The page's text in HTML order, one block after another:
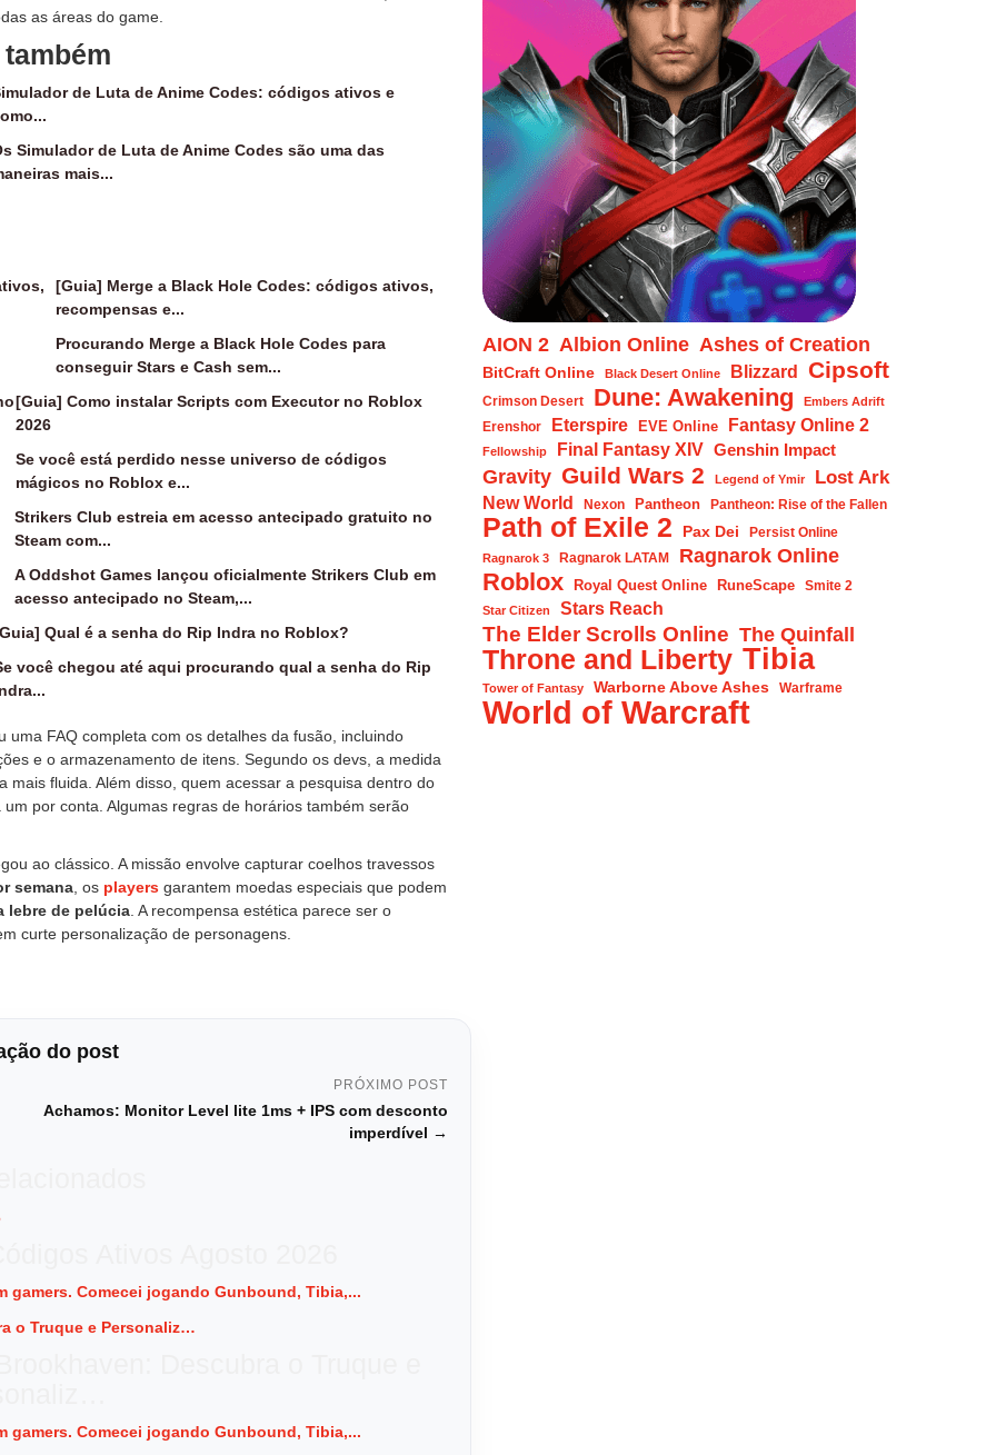
as áreas do game.
de Luta de Anime Codes: códigos ativos e
Simulador de Luta de Anime Codes são uma das
mais...
[Guia] Merge a Black Hole Codes: códigos ativos,
recompensas e...
Procurando Merge a Black Hole Codes para
conseguir Stars e Cash sem...
[Guia] Como instalar Scripts com Executor no Roblox
2026
Se você está perdido nesse universo de códigos
mágicos no Roblox e...
Strikers Club estreia em acesso antecipado gratuito no
Steam com...
A Oddshot Games lançou oficialmente Strikers Club em
acesso antecipado no Steam,...
Qual é a senha do Rip Indra no Roblox?
você chegou até aqui procurando qual a senha do Rip
FAQ completa com os detalhes da fusão, incluindo
e o armazenamento de itens. Segundo os devs, a medida
fluida. Além disso, quem acessar a pesquisa dentro do
por conta. Algumas regras de horários também serão
ao clássico. A missão envolve capturar coelhos travessos
semana , os players garantem moedas especiais que podem
lebre de pelúcia . A recompensa estética parece ser o
curte personalização de personagens.
do post
PRÓXIMO POST
Achamos: Monitor Level lite 1ms + IPS com desconto
imperdível →
gamers. Comecei jogando Gunbound, Tibia,...
gamers. Comecei jogando Gunbound, Tibia,...
AION 2 Albion Online Ashes of Creation
BitCraft Online Black Desert Online Blizzard Cipsoft
Crimson Desert Dune: Awakening Embers Adrift
Erenshor Eterspire EVE Online Fantasy Online 2
Fellowship Final Fantasy XIV Genshin Impact
Gravity Guild Wars 2 Legend of Ymir Lost Ark
New World Nexon Pantheon Pantheon: Rise of the Fallen
Path of Exile 2 Pax Dei Persist Online
Ragnarok 3 Ragnarok LATAM Ragnarok Online
Roblox Royal Quest Online RuneScape Smite 2
Star Citizen Stars Reach
The Elder Scrolls Online The Quinfall
Throne and Liberty Tibia
Tower of Fantasy Warborne Above Ashes Warframe
World of Warcraft